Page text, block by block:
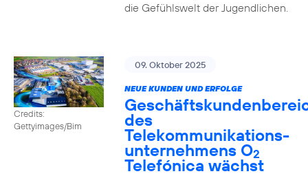
die Gefühlswelt der Jugendlichen.
Credits:
Gettyimages/Bim
09. Oktober 2025
NEUE KUNDEN UND ERFOLGE
des
Telekommunikations­
unternehmens O2
Telefónica wächst